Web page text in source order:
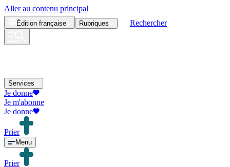
Aller au contenu principal
Édition française Rubriques Rechercher
Services
Je donne
Je m'abonne
Je donne
Prier
Menu
Prier